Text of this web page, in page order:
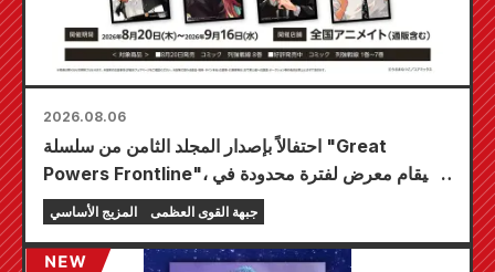
2026.08.06
احتفالاً بإصدار المجلد الثامن من سلسلة "Great
Powers Frontline"، سيقام معرض لفترة محدودة في
متاجر Animate في جميع أنحاء البلاد ابتداءً من 20
أغسطس، حيث يمكنك الحصول على بطاقة صغيرة
مرسومة خصيصًا (4 أنواع إجمالاً)!
المزيج الأساسي جبهة القوى العظمى